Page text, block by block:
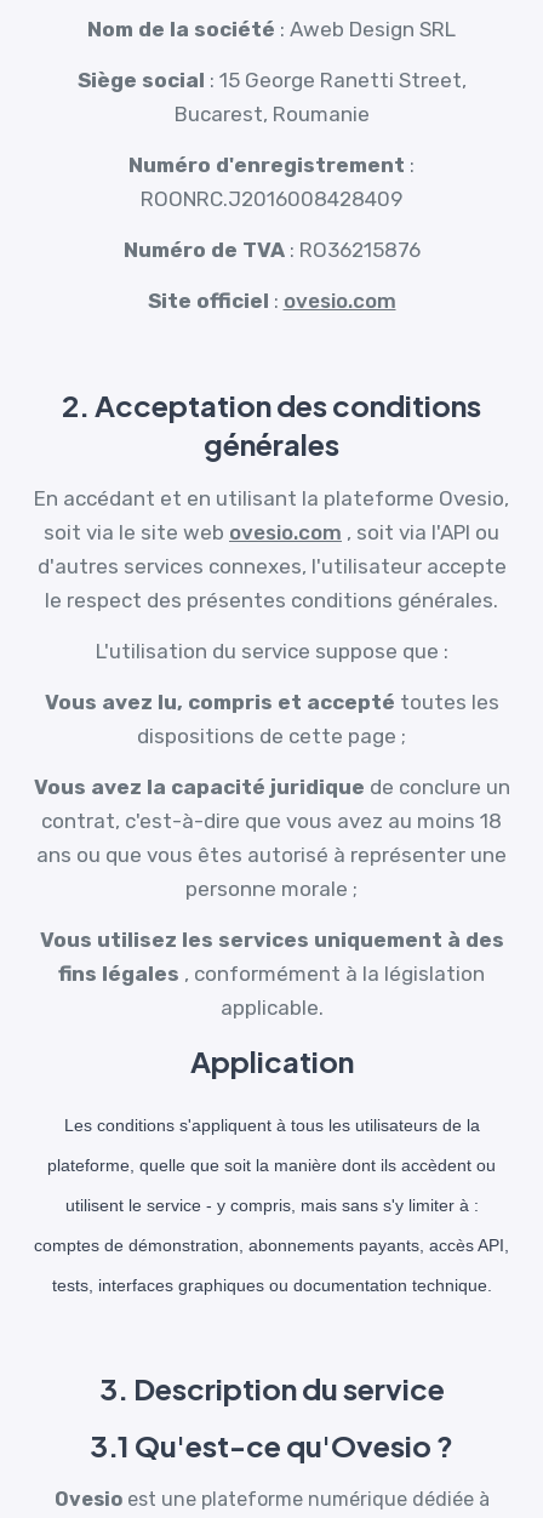
Nom de la société : Aweb Design SRL
Siège social : 15 George Ranetti Street,
Bucarest, Roumanie
Numéro d'enregistrement :
ROONRC.J2016008428409
Numéro de TVA: RO36215876
Site officiel : ovesio.com
2. Acceptation des conditions
générales
En accédant et en utilisant la plateforme Ovesio,
soit via le site web ovesio.com , soit via l'API ou
d'autres services connexes, l'utilisateur accepte
le respect des présentes conditions générales.
L'utilisation du service suppose que :
Vous avez lu, compris et accepté toutes les
dispositions de cette page ;
Vous avez la capacité juridique de conclure un
contrat, c'est-à-dire que vous avez au moins 18
ans ou que vous êtes autorisé à représenter une
personne morale ;
Vous utilisez les services uniquement à des
fins légales , conformément à la législation
applicable.
Application
Les conditions s'appliquent à tous les utilisateurs de la
plateforme, quelle que soit la manière dont ils accèdent ou
utilisent le service - y compris, mais sans s'y limiter à :
comptes de démonstration, abonnements payants, accès API,
tests, interfaces graphiques ou documentation technique.
3. Description du service
3.1 Qu'est-ce qu'Ovesio ?
Ovesioest une plateforme numérique dédiée à